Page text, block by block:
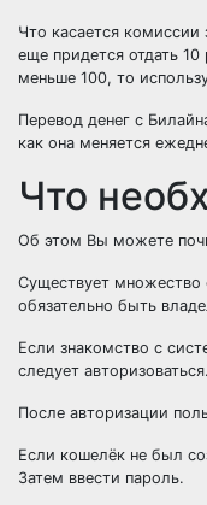
Что касается комиссии
еще придется отдать
меньше 100, то
Перевод денег с
как она меняется
Что
Об этом Вы можете
Существует множество
обязательно быть
Если знакомство с
следует авторизоваться.
После авторизации
Если кошелёк не был
Затем ввести пароль.